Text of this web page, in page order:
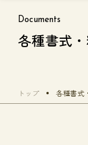
Documents
各種書式
トップ 各種書式